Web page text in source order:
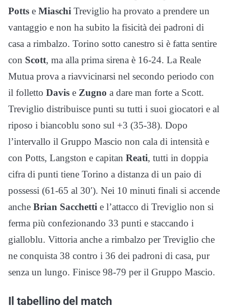
Potts e Miaschi Treviglio ha provato a prendere un
vantaggio e non ha subito la fisicità dei padroni di
casa a rimbalzo. Torino sotto canestro si è fatta sentire
con Scott, ma alla prima sirena è 16-24. La Reale
Mutua prova a riavvicinarsi nel secondo periodo con
il folletto Davis e Zugno a dare man forte a Scott.
Treviglio distribuisce punti su tutti i suoi giocatori e al
riposo i biancoblu sono sul +3 (35-38). Dopo
l’intervallo il Gruppo Mascio non cala di intensità e
con Potts, Langston e capitan Reati, tutti in doppia
cifra di punti tiene Torino a distanza di un paio di
possessi (61-65 al 30′). Nei 10 minuti finali si accende
anche Brian Sacchetti e l’attacco di Treviglio non si
ferma più confezionando 33 punti e staccando i
gialloblu. Vittoria anche a rimbalzo per Treviglio che
ne conquista 38 contro i 36 dei padroni di casa, pur
senza un lungo. Finisce 98-79 per il Gruppo Mascio.
Il tabellino del match